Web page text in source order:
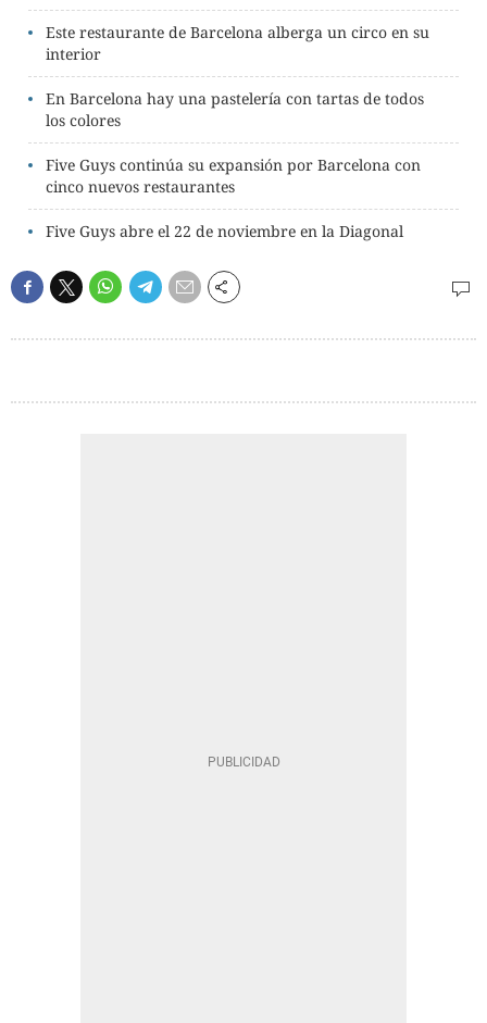
Este restaurante de Barcelona alberga un circo en su
interior
En Barcelona hay una pastelería con tartas de todos
los colores
Five Guys continúa su expansión por Barcelona con
cinco nuevos restaurantes
Five Guys abre el 22 de noviembre en la Diagonal